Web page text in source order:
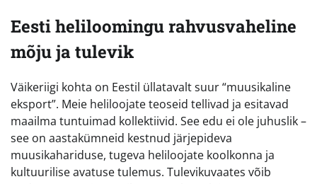
Eesti heliloomingu rahvusvaheline
mõju ja tulevik
Väikeriigi kohta on Eestil üllatavalt suur “muusikaline
eksport”. Meie heliloojate teoseid tellivad ja esitavad
maailma tuntuimad kollektiivid. See edu ei ole juhuslik –
see on aastakümneid kestnud järjepideva
muusikahariduse, tugeva heliloojate koolkonna ja
kultuurilise avatuse tulemus. Tulevikuvaates võib